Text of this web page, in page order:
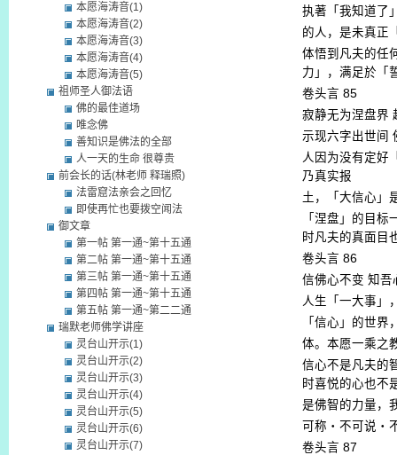
执著「我知道了
的人，是未真正
体悟到凡夫的任
力」，满足於「
卷头言 85
寂静无为涅盘界
示现六字出世间
人因为没有定好
乃真实报
土，「大信心」
「涅盘」的目
时凡夫的真面目
卷头言 86
信佛心不变 知吾
人生「一大事」
「信心」的世
体。本愿一乘之
信心不是凡夫的
时喜悦的心也不
是佛智的力量，
可称・不可说・
卷头言 87
本愿海涛音(1)
本愿海涛音(2)
本愿海涛音(3)
本愿海涛音(4)
本愿海涛音(5)
祖师圣人御法语
佛的最佳道场
唯念佛
善知识是佛法的全部
人一天的生命 很尊贵
前会长的话(林老师 释瑞照)
法雷窟法亲会之回忆
即使再忙也要拨空闻法
御文章
第一帖 第一通~第十五通
第二帖 第一通~第十五通
第三帖 第一通~第十五通
第四帖 第一通~第十五通
第五帖 第一通~第二二通
瑞默老师佛学讲座
灵台山开示(1)
灵台山开示(2)
灵台山开示(3)
灵台山开示(4)
灵台山开示(5)
灵台山开示(6)
灵台山开示(7)